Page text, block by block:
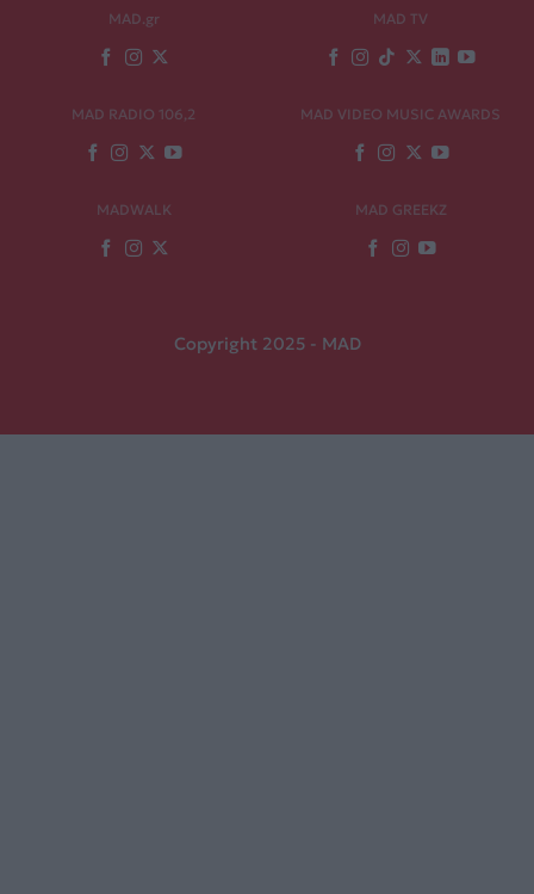
MAD.gr MAD TV
MAD RADIO 106,2 MAD VIDEO MUSIC AWARDS
MADWALK MAD GREEKZ
Copyright 2025 - MAD